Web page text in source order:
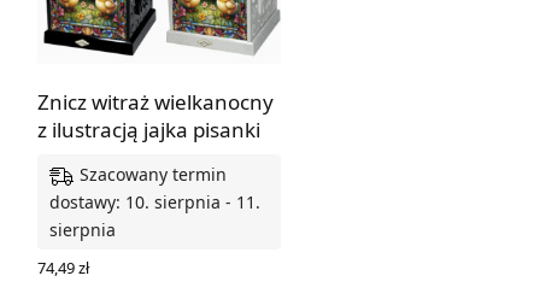
Znicz witraż wielkanocny
z ilustracją jajka pisanki
Szacowany termin
dostawy: 10. sierpnia - 11.
sierpnia
74,49zł